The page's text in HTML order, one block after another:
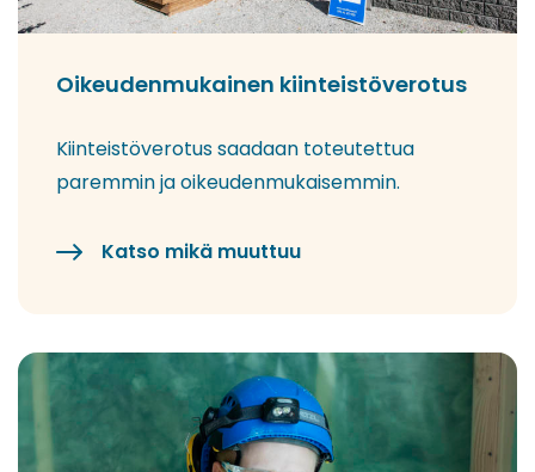
Oikeudenmukainen kiinteistöverotus
Kiinteistöverotus saadaan toteutettua
paremmin ja oikeudenmukaisemmin.
Katso mikä muuttuu